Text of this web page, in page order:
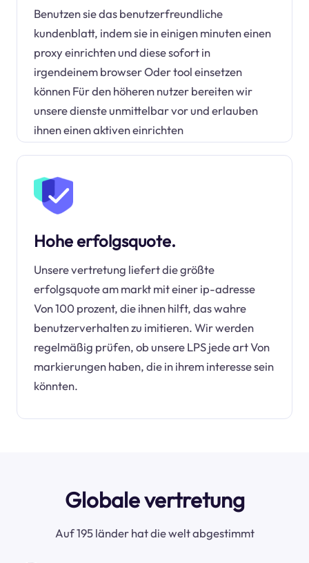
Benutzen sie das benutzerfreundliche
kundenblatt, indem sie in einigen minuten einen
proxy einrichten und diese sofort in
irgendeinem browser Oder tool einsetzen
können Für den höheren nutzer bereiten wir
unsere dienste unmittelbar vor und erlauben
ihnen einen aktiven einrichten
Hohe erfolgsquote.
Unsere vertretung liefert die größte
erfolgsquote am markt mit einer ip-adresse
Von 100 prozent, die ihnen hilft, das wahre
benutzerverhalten zu imitieren. Wir werden
regelmäßig prüfen, ob unsere LPS jede art Von
markierungen haben, die in ihrem interesse sein
könnten.
Globale vertretung
Auf 195 länder hat die welt abgestimmt